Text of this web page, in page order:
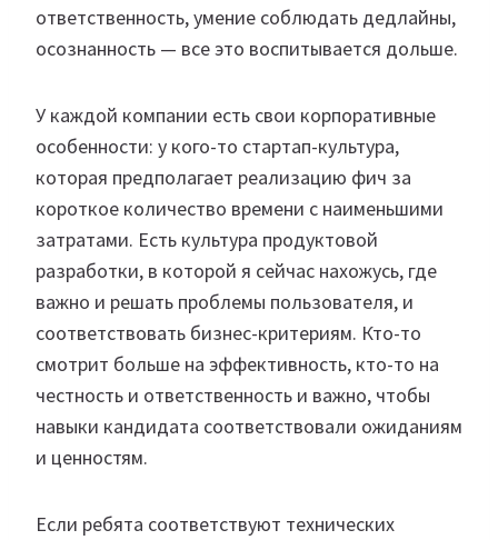
ответственность, умение соблюдать дедлайны,
осознанность — все это воспитывается дольше.
У каждой компании есть свои корпоративные
особенности: у кого-то стартап-культура,
которая предполагает реализацию фич за
короткое количество времени с наименьшими
затратами. Есть культура продуктовой
разработки, в которой я сейчас нахожусь, где
важно и решать проблемы пользователя, и
соответствовать бизнес-критериям. Кто-то
смотрит больше на эффективность, кто-то на
честность и ответственность и важно, чтобы
навыки кандидата соответствовали ожиданиям
и ценностям.
Если ребята соответствуют технических